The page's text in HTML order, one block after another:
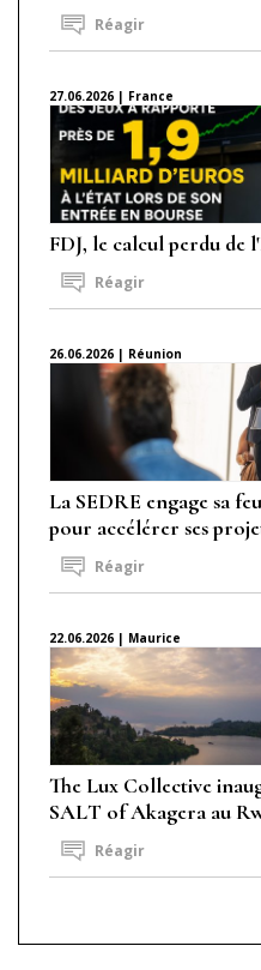
Réagir
27.06.2026 | France
FDJ, le calcul perdu de
Réagir
26.06.2026 | Réunion
La SEDRE engage sa
pour accélérer ses
Réagir
22.06.2026 | Maurice
The Lux Collective
SALT of Akagera au
Réagir